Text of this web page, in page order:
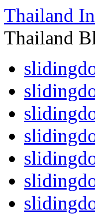
Thailand
Thailand